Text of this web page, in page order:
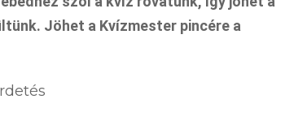
Jöhet a Kvízmester pincére a